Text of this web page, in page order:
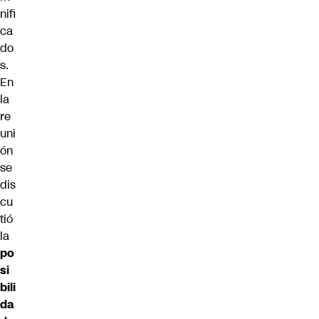
nifi
ca
do
s.
En
la
re
uni
ón
se
dis
cu
tió
la
po
si
bili
da